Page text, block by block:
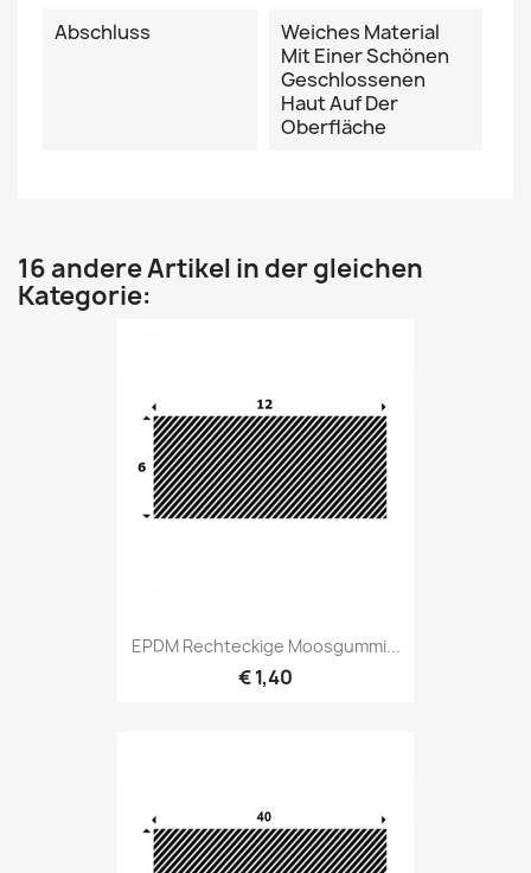
Abschluss
Weiches Material
Mit Einer Schönen
Geschlossenen
Haut Auf Der
Oberfläche
16 andere Artikel in der gleichen
Kategorie:
EPDM Rechteckige Moosgummi...
€ 1,40